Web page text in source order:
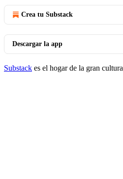
Crea tu Substack
Descargar la app
Substack es el hogar de la gran cultura